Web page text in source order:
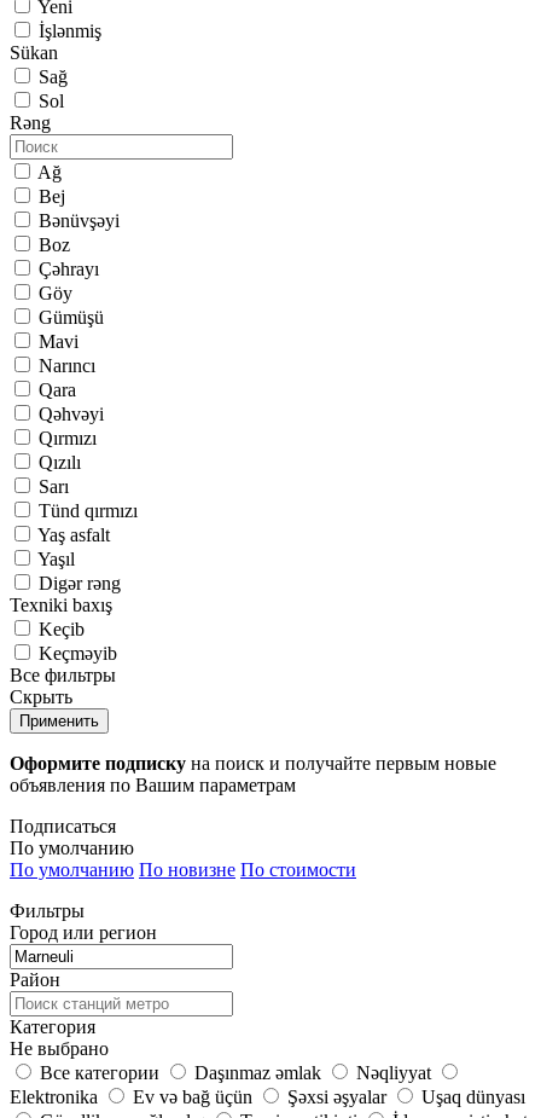
Yeni
İşlənmiş
Sükan
Sağ
Sol
Rəng
Ağ
Bej
Bənüvşəyi
Boz
Çəhrayı
Göy
Gümüşü
Mavi
Narıncı
Qara
Qəhvəyi
Qırmızı
Qızılı
Sarı
Tünd qırmızı
Yaş asfalt
Yaşıl
Digər rəng
Texniki baxış
Keçib
Keçməyib
Все фильтры
Скрыть
Применить
Оформите подписку на поиск и получайте первым новые
объявления по Вашим параметрам
Подписаться
По умолчанию
По умолчанию По новизне По стоимости
Фильтры
Город или регион
Район
Категория
Не выбрано
Все категории
Daşınmaz əmlak
Nəqliyyat
Elektronika
Ev və bağ üçün Şəxsi əşyalar
Uşaq dünyası